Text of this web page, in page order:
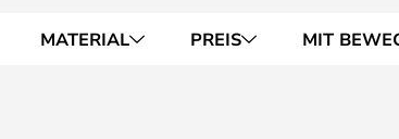
MATERIAL PREIS MIT